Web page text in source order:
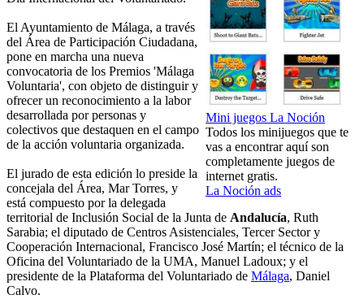
Mini juegos La Noción
Todos los minijuegos que te
vas a encontrar aquí son
completamente juegos de
internet gratis.
La Noción ads
El Ayuntamiento de Málaga, a través
del Área de Participación Ciudadana,
pone en marcha una nueva
convocatoria de los Premios 'Málaga
Voluntaria', con objeto de distinguir y
ofrecer un reconocimiento a la labor
desarrollada por personas y
colectivos que destaquen en el campo
de la acción voluntaria organizada.
El jurado de esta edición lo preside la
concejala del Área, Mar Torres, y
está compuesto por la delegada
territorial de Inclusión Social de la Junta de Andalucía, Ruth
Sarabia; el diputado de Centros Asistenciales, Tercer Sector y
Cooperación Internacional, Francisco José Martín; el técnico de la
Oficina del Voluntariado de la UMA, Manuel Ladoux; y el
presidente de la Plataforma del Voluntariado de Málaga, Daniel
Calvo.